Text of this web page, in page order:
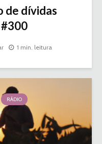
de dívidas
#300
1 min. leitura
RÁDIO